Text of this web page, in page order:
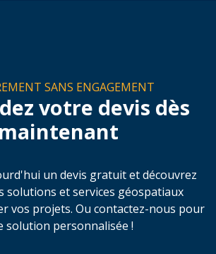
SANS ENGAGEMENT
votre devis dès
maintenant
un devis gratuit et découvrez
solutions et services géospatiaux
vos projets. Ou contactez-nous pour
solution personnalisée !